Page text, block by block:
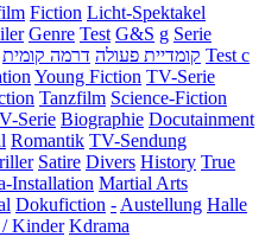
Fiction Licht-Spektakel
Genre Test G&S g Serie
קומדיית פעולה דרמה קומית
Test c
Young Fiction TV-Serie
Tanzfilm Science-Fiction
Serie Biographie Docutainment
Romantik TV-Sendung
Satire Divers History True
Installation Martial Arts
Dokufiction - Austellung Halle
Kinder Kdrama